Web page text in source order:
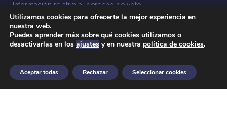
Información relativa al derecho de voto
Información relacionada con la sostenibilidad
Sistema Interno de Información
Anuncios legales
Utilizamos cookies para ofrecerte la mejor experiencia en
nuestra web.
Puedes aprender más sobre qué cookies utilizamos o
desactivarlas en los ajustes y en nuestra política de cookies.
Aceptar todas Rechazar Seleccionar cookies